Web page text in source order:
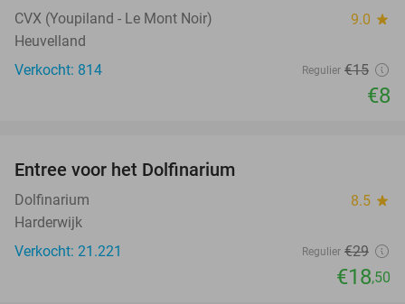
CVX (Youpiland - Le Mont Noir) 9.0 star
Heuvelland
Verkocht: 814
Regulier €15
€8
Entree voor het Dolfinarium
Dolfinarium 8.5 star
Harderwijk
Verkocht: 21.221
Regulier €29
€18,50